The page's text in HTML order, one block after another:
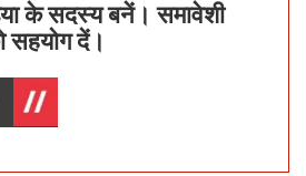
के सदस्य बनें। समावेशी
सहयोग दें।